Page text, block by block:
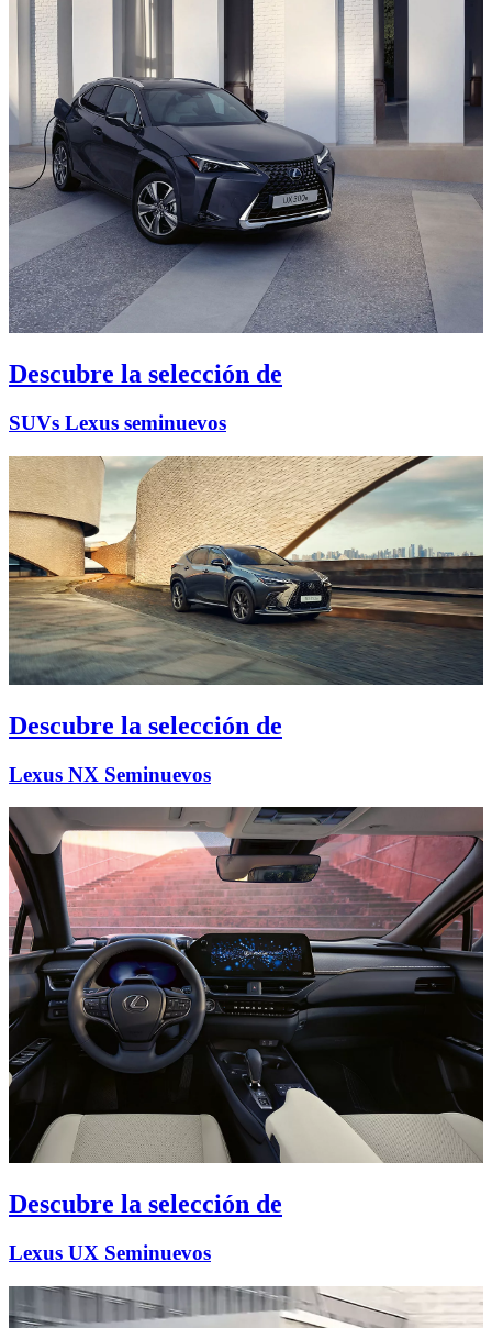
Descubre la selección de
SUVs Lexus seminuevos
Descubre la selección de
Lexus NX Seminuevos
Descubre la selección de
Lexus UX Seminuevos